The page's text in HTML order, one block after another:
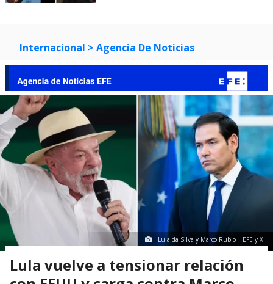
Internacional > Agencia De Noticias
Lula da Silva y Marco Rubio | EFE y X
Lula vuelve a tensionar relación